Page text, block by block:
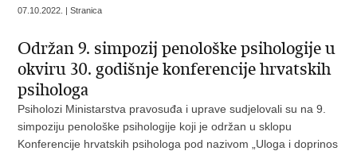
07.10.2022. | Stranica
Održan 9. simpozij penološke psihologije u
okviru 30. godišnje konferencije hrvatskih
psihologa
Psiholozi Ministarstva pravosuđa i uprave sudjelovali su na 9.
simpoziju penološke psihologije koji je održan u sklopu
Konferencije hrvatskih psihologa pod nazivom „Uloga i doprinos